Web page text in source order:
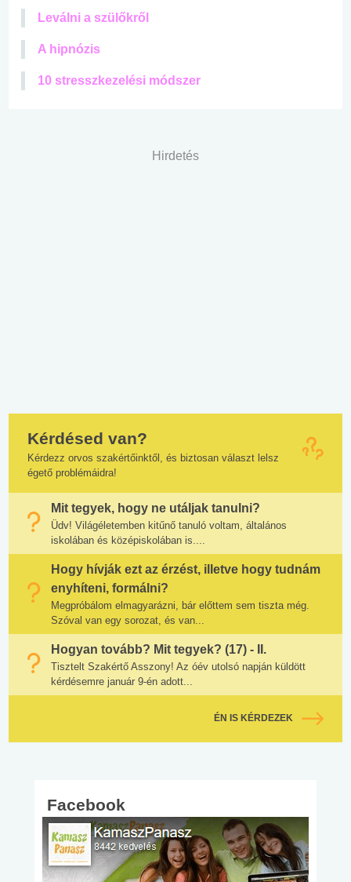
Leválni a szülőkről
A hipnózis
10 stresszkezelési módszer
Hirdetés
Kérdésed van?
Kérdezz orvos szakértőinktől, és biztosan választ lelsz
égető problémáidra!
Mit tegyek, hogy ne utáljak tanulni?
Üdv! Világéletemben kitűnő tanuló voltam, általános
iskolában és középiskolában is....
Hogy hívják ezt az érzést, illetve hogy tudnám
enyhíteni, formálni?
Megpróbálom elmagyarázni, bár előttem sem tiszta még.
Szóval van egy sorozat, és van...
Hogyan tovább? Mit tegyek? (17) - II.
Tisztelt Szakértő Asszony! Az óév utolsó napján küldött
kérdésemre január 9-én adott...
ÉN IS KÉRDEZEK
Facebook